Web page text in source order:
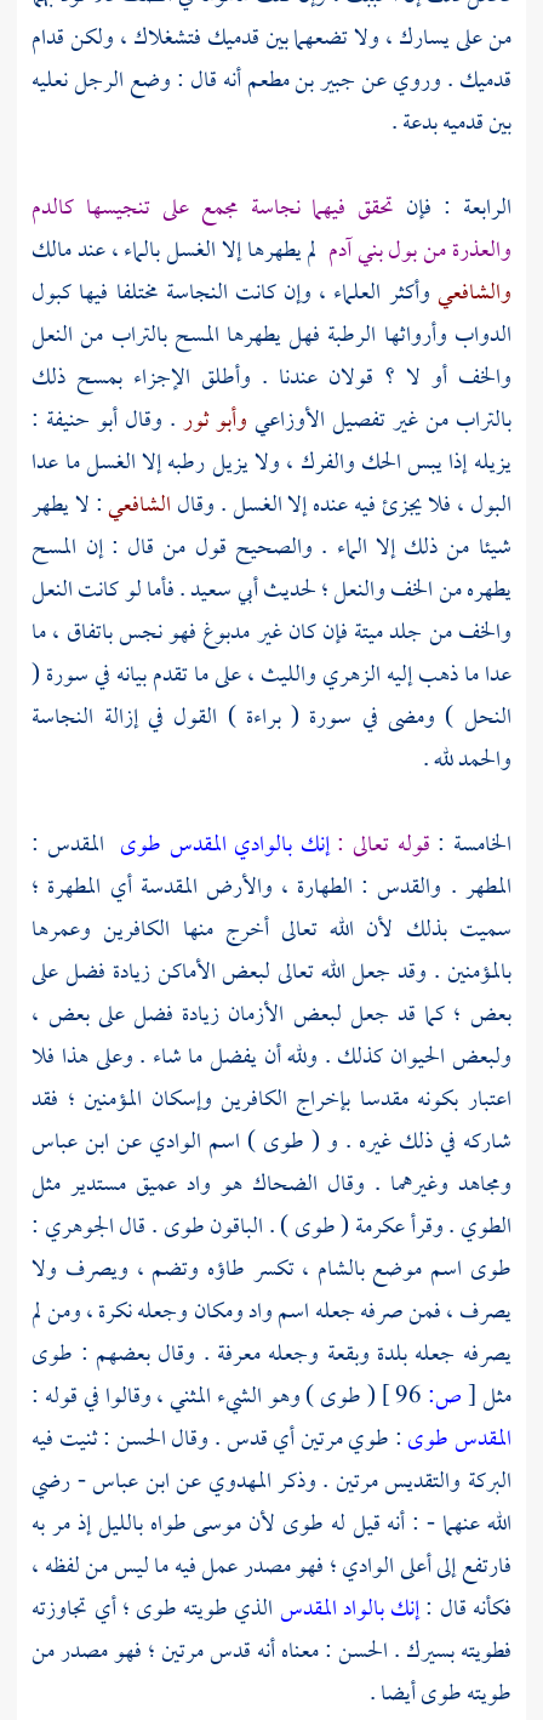
من على يسارك ، ولا تضعهما بين قدميك فتشغلاك ، ولكن قدام
قدميك . وروي عنجبير بن مطعمأنه قال : وضع الرجل نعليه
بين قدميه بدعة .
الرابعة : فإن تحقق فيهما نجاسة مجمع على تنجيسها كالدم
والعذرة من بول بني آدم لم يطهرها إلا الغسل بالماء ، عندمالك
والشافعيوأكثر العلماء ، وإن كانت النجاسة مختلفا فيها كبول
الدواب وأرواثها الرطبة فهل يطهرها المسح بالتراب من النعل
والخف أو لا ؟ قولان عندنا . وأطلق الإجزاء بمسح ذلك
بالتراب من غير تفصيلالأوزاعيوأبو ثور. وقالأبو حنيفة :
يزيله إذا يبس الحك والفرك ، ولا يزيل رطبه إلا الغسل ما عدا
البول ، فلا يجزئ فيه عنده إلا الغسل . وقالالشافعي: لا يطهر
شيئا من ذلك إلا الماء . والصحيح قول من قال : إن المسح
يطهره من الخف والنعل ؛ لحديثأبي سعيد. فأما لو كانت النعل
والخف من جلد ميتة فإن كان غير مدبوغ فهو نجس باتفاق ، ما
عدا ما ذهب إليهالزهري والليث ،على ما تقدم بيانه في سورة (
النحل ) ومضى في سورة ( براءة ) القول في إزالة النجاسة
والحمد لله .
الخامسة : قوله تعالى :إنك بالوادي المقدس طوى المقدس :
المطهر . والقدس : الطهارة ، والأرض المقدسة أي المطهرة ؛
سميت بذلك لأن الله تعالى أخرج منها الكافرين وعمرها
بالمؤمنين . وقد جعل الله تعالى لبعض الأماكن زيادة فضل على
بعض ؛ كما قد جعل لبعض الأزمان زيادة فضل على بعض ،
ولبعض الحيوان كذلك . ولله أن يفضل ما شاء . وعلى هذا فلا
اعتبار بكونه مقدسا بإخراج الكافرين وإسكان المؤمنين ؛ فقد
شاركه في ذلك غيره . و ( طوى ) اسم الوادي عنابن عباس
ومجاهد وغيرهما . وقال الضحاك هو واد عميق مستدير مثل
الطوي . وقرأعكرمة( طوى ) . الباقون طوى . قالالجوهري :
طوى اسم موضعبالشام ،تكسر طاؤه وتضم ، ويصرف ولا
يصرف ، فمن صرفه جعله اسم واد ومكان وجعله نكرة ، ومن لم
يصرفه جعله بلدة وبقعة وجعله معرفة . وقال بعضهم : طوى
مثل[ص:
( طوى ) وهو الشيء المثني ، وقالوا في قوله :
المقدس طوى: طوي مرتين أي قدس . وقالالحسن: ثنيت فيه
البركة والتقديس مرتين . وذكرالمهدويعنابن عباس- رضي
الله عنهما - : أنه قيل له طوى لأنموسىطواه بالليل إذ مر به
فارتفع إلى أعلى الوادي ؛ فهو مصدر عمل فيه ما ليس من لفظه ،
فكأنه قال :إنك بالواد المقدسالذي طويته طوى ؛ أي تجاوزته
فطويته بسيرك .الحسن: معناه أنه قدس مرتين ؛ فهو مصدر من
طويته طوى أيضا .